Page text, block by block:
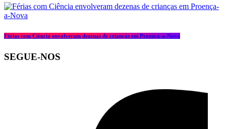
Férias com Ciência envolveram dezenas de crianças em Proença-a-Nova
SEGUE-NOS